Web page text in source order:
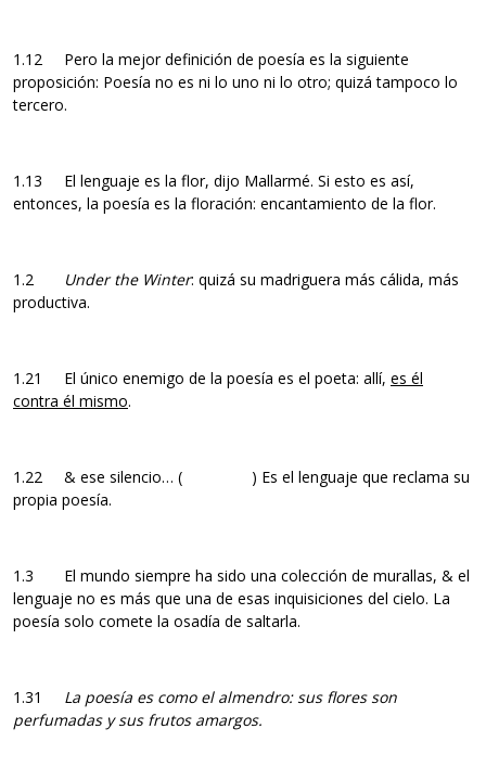
1.12 Pero la mejor definición de poesía es la siguiente
proposición: Poesía no es ni lo uno ni lo otro; quizá tampoco lo
tercero.
1.13 El lenguaje es la flor, dijo Mallarmé. Si esto es así,
entonces, la poesía es la floración: encantamiento de la flor.
1.2 Under the Winter: quizá su madriguera más cálida, más
productiva.
1.21 El único enemigo de la poesía es el poeta: allí, es él
contra él mismo.
1.22 & ese silencio… ( ) Es el lenguaje que reclama su
propia poesía.
1.3 El mundo siempre ha sido una colección de murallas, & el
lenguaje no es más que una de esas inquisiciones del cielo. La
poesía solo comete la osadía de saltarla.
1.31 La poesía es como el almendro: sus flores son
perfumadas y sus frutos amargos.